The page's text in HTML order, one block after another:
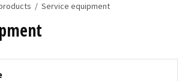
Service equipment